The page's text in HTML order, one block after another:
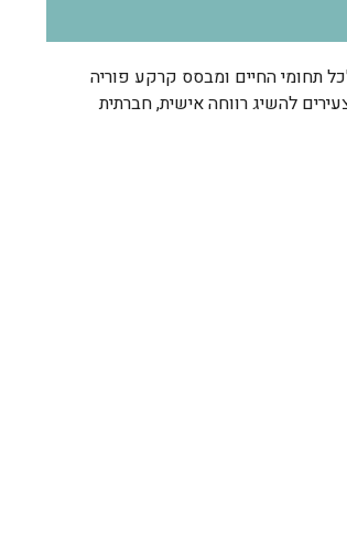
תחומי החיים ומבסס קרקע פוריה
להשיג רווחה אישית, חברתית